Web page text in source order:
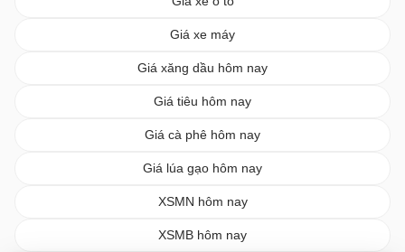
Giá xe máy
Giá xăng dầu hôm nay
Giá tiêu hôm nay
Giá cà phê hôm nay
Giá lúa gạo hôm nay
XSMN hôm nay
XSMB hôm nay